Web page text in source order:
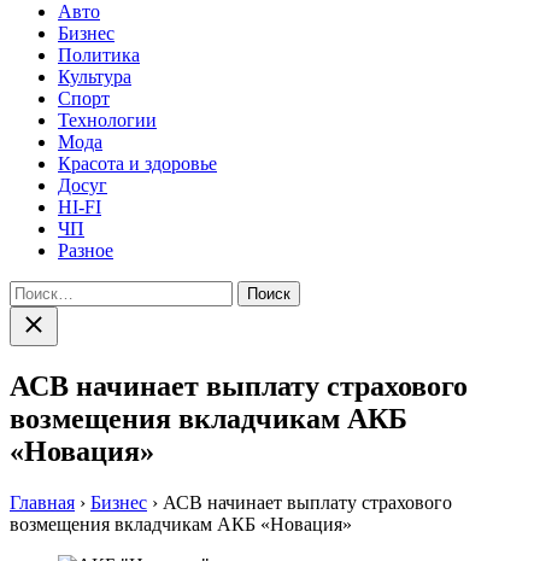
Авто
Бизнес
Политика
Культура
Спорт
Технологии
Мода
Красота и здоровье
Досуг
HI-FI
ЧП
Разное
Найти:
Закрыть
поиск
АСВ начинает выплату страхового
возмещения вкладчикам АКБ
«Новация»
Главная › Бизнес › АСВ начинает выплату страхового
возмещения вкладчикам АКБ «Новация»